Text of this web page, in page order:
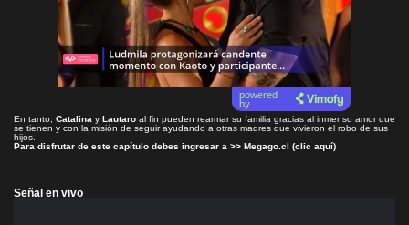
powered
by
En tanto, Catalina y Lautaro al fin pueden rearmar su familia gracias al inmenso amor que
se tienen y con la misión de seguir ayudando a otras madres que vivieron el robo de sus
hijos.
Para disfrutar de este capítulo debes ingresar a >> Megago.cl (clic aquí)
Señal en vivo